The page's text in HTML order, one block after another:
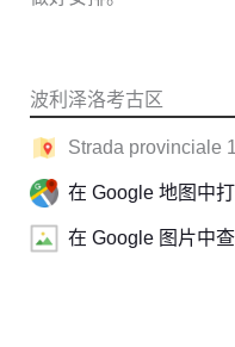
波利泽洛考古区
Strada provinciale
在 Google 地图中
在 Google 图片中